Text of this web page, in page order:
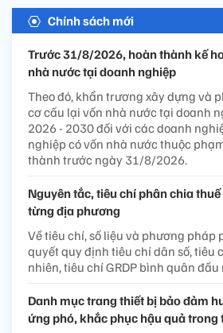
Chính sách mới
Trước 31/8/2026, hoàn thành kế
nhà nước tại doanh nghiệp
Theo đó, khẩn trương xây dựng và
cơ cấu lại vốn nhà nước tại doanh
2026 - 2030 đối với các doanh
nghiệp có vốn nhà nước thuộc
thành trước ngày 31/8/2026.
Nguyên tắc, tiêu chí phân chia
từng địa phương
Về tiêu chí, số liệu và phương pháp
quyết quy định tiêu chí dân số, tiêu
nhiên, tiêu chí GRDP bình quân đầu
Danh mục trang thiết bị bảo đảm
ứng phó, khắc phục hậu quả